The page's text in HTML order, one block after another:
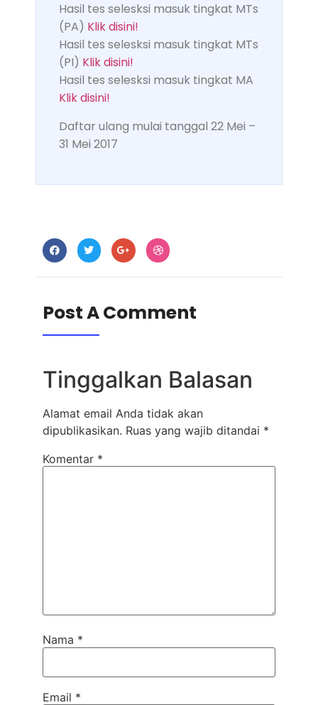
Hasil tes selesksi masuk tingkat MTs
(PA) Klik disini!
Hasil tes selesksi masuk tingkat MTs
(PI) Klik disini!
Hasil tes selesksi masuk tingkat MA
Klik disini!
Daftar ulang mulai tanggal 22 Mei –
31 Mei 2017
Post A Comment
Tinggalkan Balasan
Alamat email Anda tidak akan
dipublikasikan. Ruas yang wajib ditandai *
Komentar *
Nama *
Email *